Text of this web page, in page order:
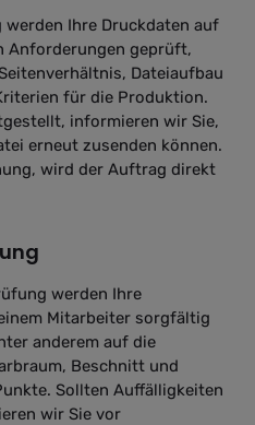
Ihre Druckdaten auf
Anforderungen geprüft,
Dateiaufbau
für die Produktion.
informieren wir Sie,
erneut zusenden können.
wird der Auftrag direkt
werden Ihre
Mitarbeiter sorgfältig
anderem auf die
Beschnitt und
Sollten Auffälligkeiten
wir Sie vor